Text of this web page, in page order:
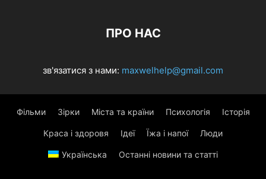
ПРО НАС
зв'язатися з нами: maxwelhelp@gmail.com
Фільми Зірки Міста та країни Психологія Історія
Краса і здоровя Ідеї Їжа і напої Люди
Українська Останні новини та статті